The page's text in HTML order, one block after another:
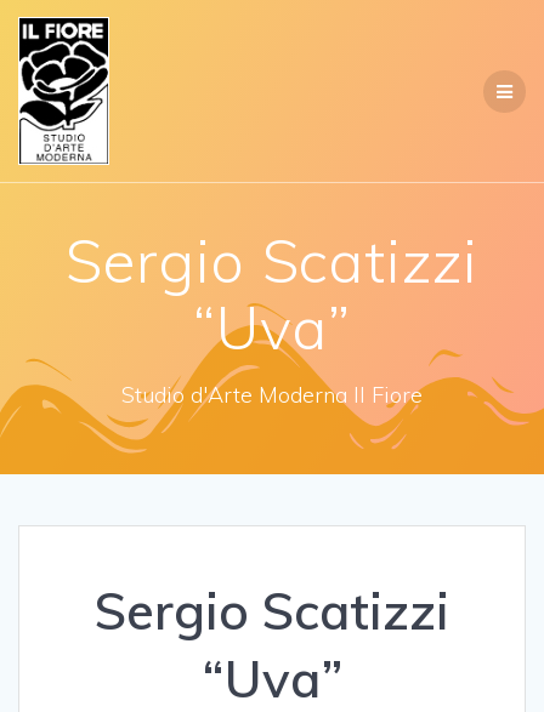
Sergio Scatizzi
“Uva”
Studio d'Arte Moderna Il Fiore
Sergio Scatizzi
“Uva”